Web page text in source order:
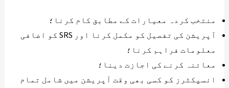
منتخب کردہ معیارات کے مطابق کام کرنا؛
آپریشن کی تفصیل کو مکمل کرنا اور SRS کو اضافی
معلومات فراہم کرنا؛
معائنہ کرنے کی اجازت دینا؛
انسپکٹرز کو کسی بھی وقت آپریشن میں شامل تمام